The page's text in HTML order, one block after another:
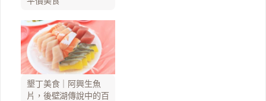
墾丁美食｜阿興生魚
片，後壁湖傳說中的百